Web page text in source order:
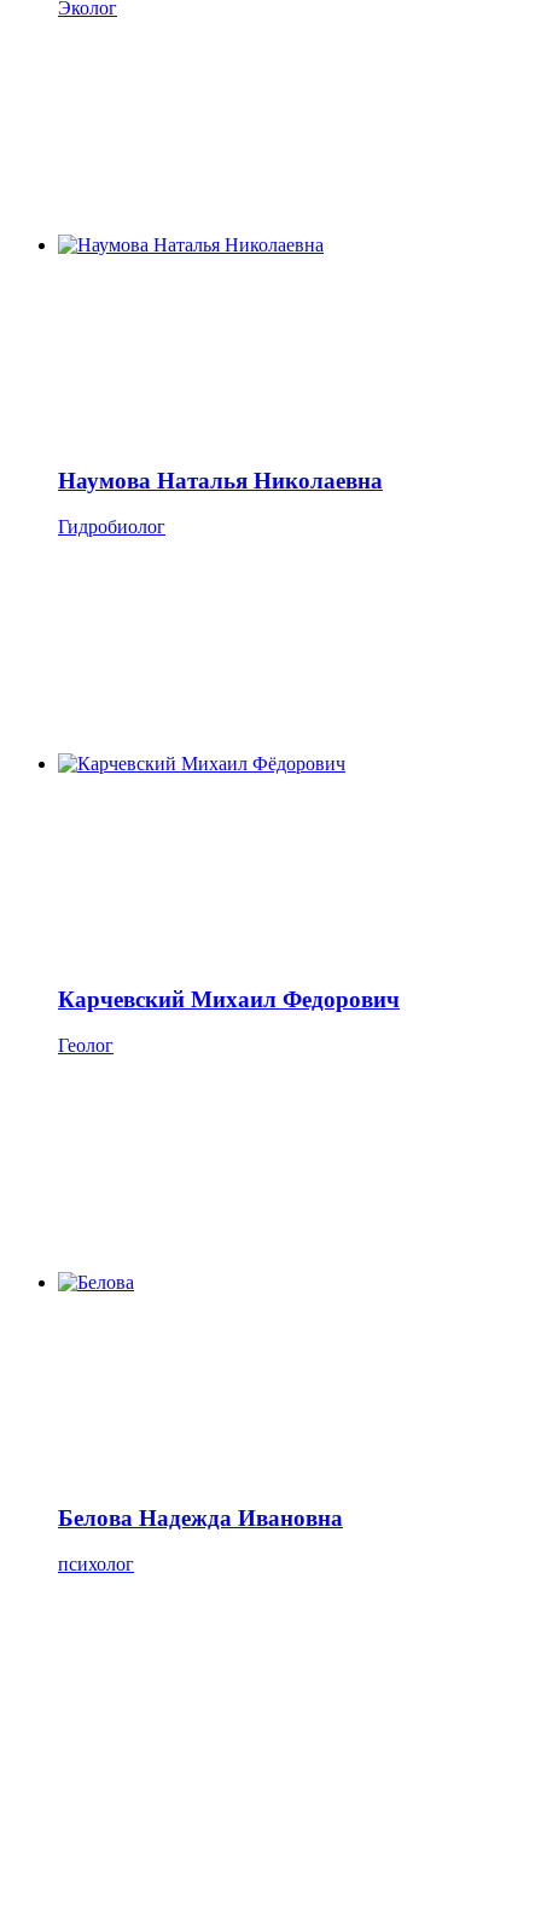
Эколог
Наумова Наталья Николаевна
Гидробиолог
Карчевский Михаил Федорович
Геолог
Белова Надежда Ивановна
психолог